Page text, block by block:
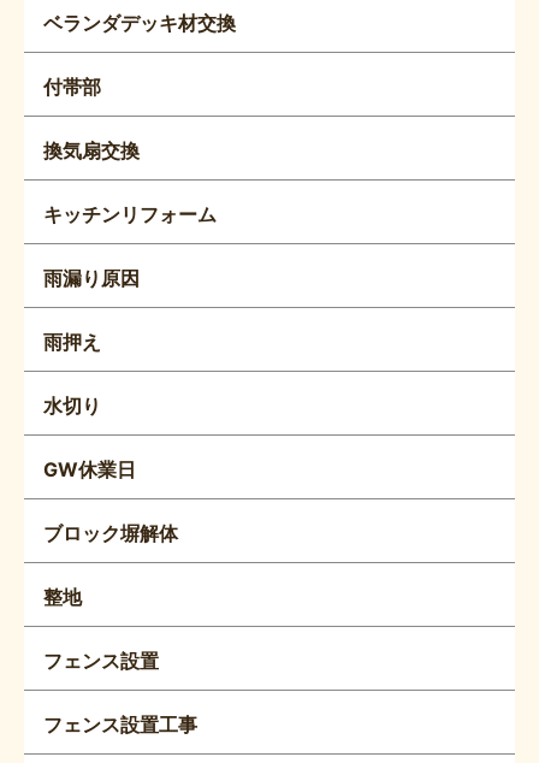
ベランダデッキ材交換
付帯部
換気扇交換
キッチンリフォーム
雨漏り原因
雨押え
水切り
GW休業日
ブロック塀解体
整地
フェンス設置
フェンス設置工事